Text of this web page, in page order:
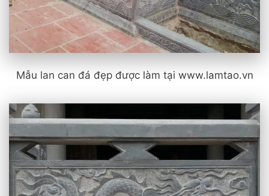
Mẫu lan can đá đẹp được làm tại www.lamtao.vn